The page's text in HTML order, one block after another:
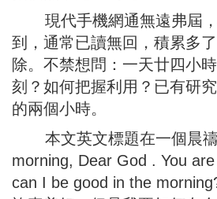
現代手機網通無遠弗屆，
到，通常已讀無回，積累多
除。不禁想問：一天廿四小
刻？如何把握利用？已有研
的兩個小時。
本文英文標題在一個晨禱
morning, Dear God . You
can I be good in the